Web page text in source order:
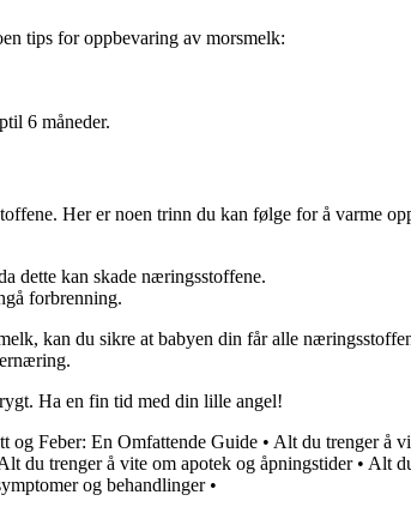
tips for oppbevaring av morsmelk:
6 måneder.
Her er noen trinn du kan følge for å varme
dette kan skade næringsstoffene.
forbrenning.
kan du sikre at babyen din får alle
Ha en fin tid med din lille angel!
og Feber: En Omfattende Guide • Alt du trenger å
du trenger å vite om apotek og åpningstider• Alt
og behandlinger•